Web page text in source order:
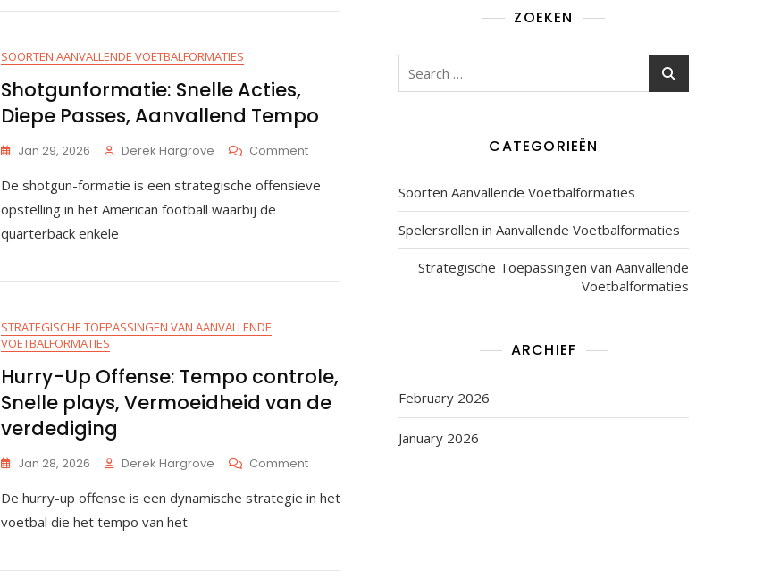
SOORTEN AANVALLENDE VOETBALFORMATIES
Shotgunformatie: Snelle Acties,
Diepe Passes, Aanvallend Tempo
Jan 29, 2026 Derek Hargrove CommentOn
Snelle
De shotgun-formatie is een strategische offensieve
opstelling in het American football waarbij de
quarterback enkele
STRATEGISCHE TOEPASSINGEN VAN AANVALLENDE
VOETBALFORMATIES
Hurry-Up Offense: Tempo controle,
Snelle plays, Vermoeidheid van de
verdediging
Jan 28, 2026 Derek Hargrove CommentOn
Up
Snelle
De hurry-up offense is een dynamische strategie in het
voetbal die het tempo van het
ZOEKEN
Search
CATEGORIEËN
Soorten Aanvallende Voetbalformaties
Spelersrollen in Aanvallende Voetbalformaties
Strategische Toepassingen van Aanvallende
Voetbalformaties
ARCHIEF
February 2026
January 2026